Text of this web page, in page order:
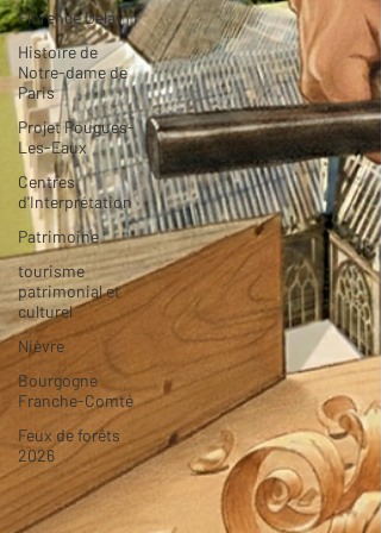
Florence Delay
Histoire de
Notre-dame de
Paris
Projet Pougues-
Les-Eaux
Centres
d'Interprétation
Patrimoine
tourisme
patrimonial et
culturel
Nièvre
Bourgogne
Franche-Comté
Feux de forêts
2026